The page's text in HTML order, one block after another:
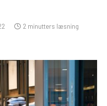
2 minutters læsning